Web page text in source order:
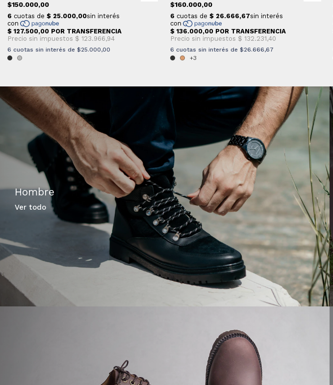
$150.000,00
6 cuotas sin interés de $25.000,00
$160.000,00
6 cuotas sin interés de$26.666,67
+3
Hombre
Ver todo